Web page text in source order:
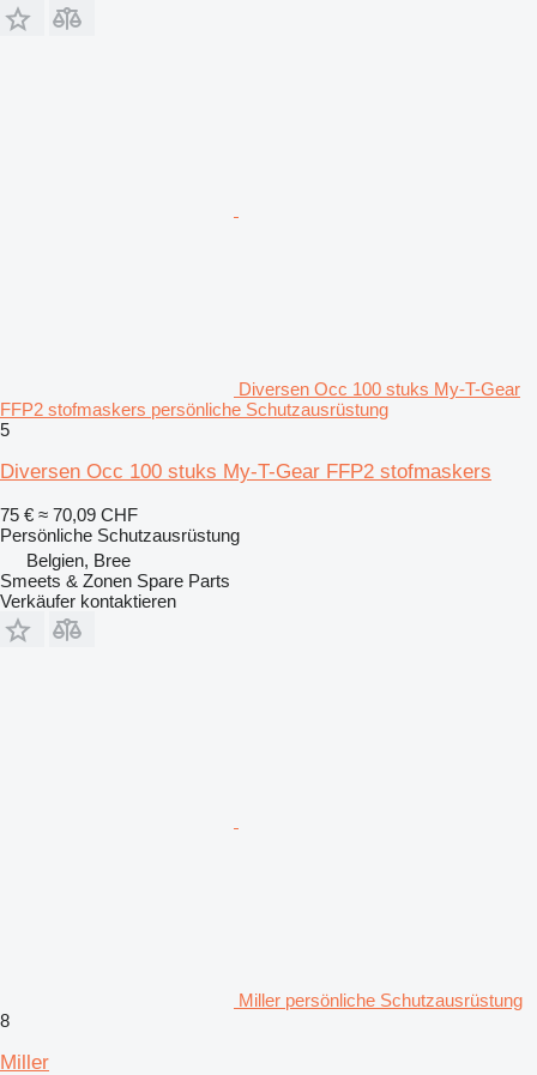
Diversen Occ 100 stuks My-T-Gear
FFP2 stofmaskers persönliche Schutzausrüstung
5
Diversen Occ 100 stuks My-T-Gear FFP2 stofmaskers
75 € ≈ 70,09 CHF
Persönliche Schutzausrüstung
Belgien, Bree
Smeets & Zonen Spare Parts
Verkäufer kontaktieren
Miller persönliche Schutzausrüstung
8
Miller